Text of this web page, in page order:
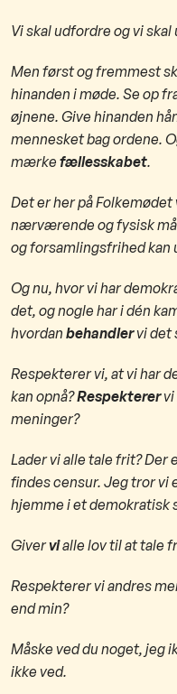
Vi skal udfordre og vi
Men først og fremmest
hinanden i møde. Se op
øjnene. Give hinanden
mennesket bag ordene.
mærke fællesskabet.
Det er her på
nærværende og fysisk
og forsamlingsfrihed kan
Og nu, hvor vi har
det, og nogle har i dén
hvordan behandlervi det
Respekterer vi, at vi har
kan opnå?Respekterervi
meninger?
​Lader vi alle tale frit? Der
findes censur. Jeg tror vi
hjemme i et demokratisk
Givervialle lov til at tale
Respekterer vi andres
end min?
Måske ved du noget, jeg
ikke ved.